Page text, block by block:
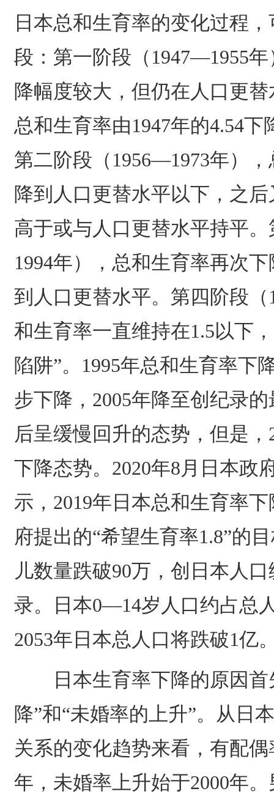
日本总和生育率的变化过程
段：第一阶段（1947—1955
降幅度较大，但仍在人口更
总和生育率由1947年的4.54下
第二阶段（1956—1973年）
降到人口更替水平以下，之
高于或与人口更替水平持平
1994年），总和生育率再次
到人口更替水平。第四阶段（
和生育率一直维持在1.5以下
陷阱”。1995年总和生育率下
步下降，2005年降至创纪录的
后呈缓慢回升的态势，但是
下降态势。2020年8月日本政
示，2019年日本总和生育率
府提出的“希望生育率1.8”的
儿数量跌破90万，创日本人
录。日本0—14岁人口约占总
2053年日本总人口将跌破1亿
日本生育率下降的原因首
降”和“未婚率的上升”。从日
关系的变化趋势来看，有配偶
年，未婚率上升始于2000年